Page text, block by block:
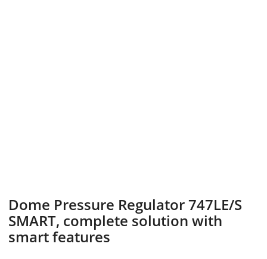
Dome Pressure Regulator 747LE/S
SMART, complete solution with
smart features